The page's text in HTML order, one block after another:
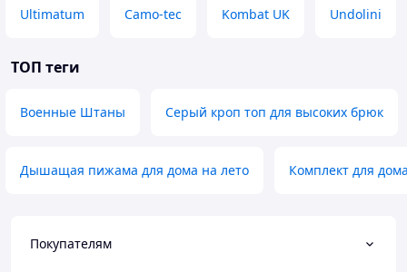
Ultimatum Camo-tec Kombat UK Undolini
ТОП теги
Военные Штаны Серый кроп топ для высоких брюк
Дышащая пижама для дома на лето Комплект для
Покупателям